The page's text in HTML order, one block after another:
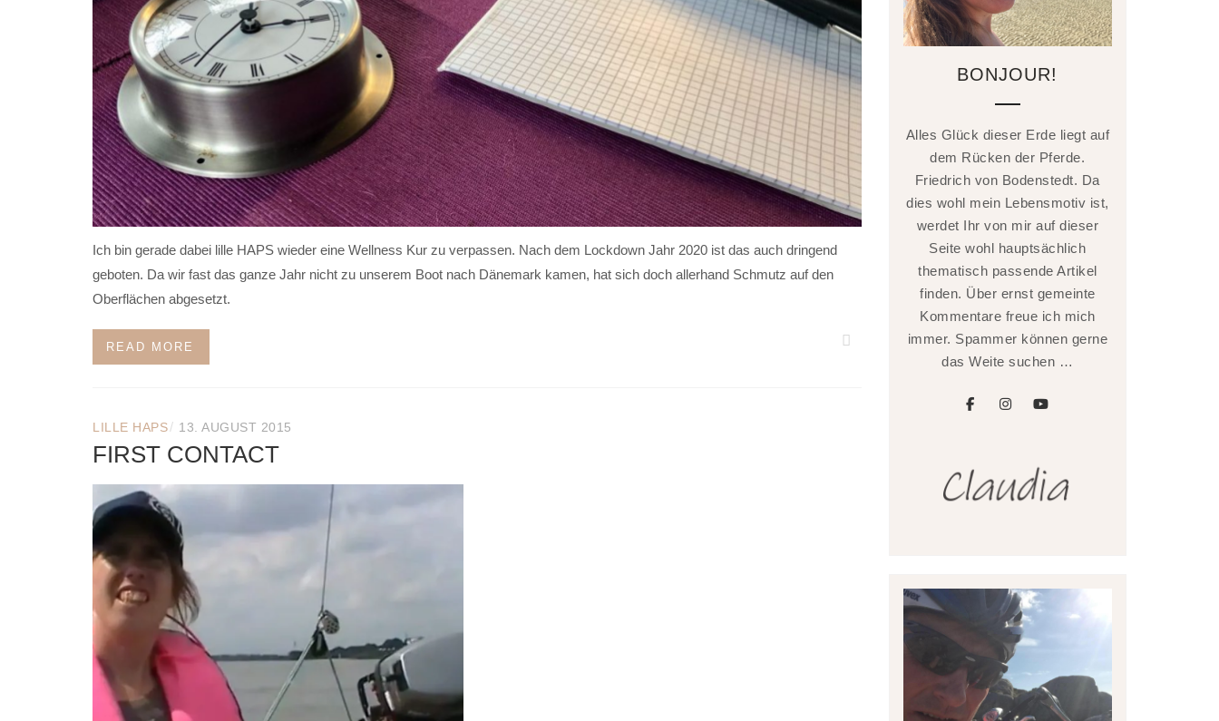
Ich bin gerade dabei lille HAPS wieder eine Wellness Kur zu verpassen. Nach dem Lockdown Jahr 2020 ist das auch dringend
geboten. Da wir fast das ganze Jahr nicht zu unserem Boot nach Dänemark kamen, hat sich doch allerhand Schmutz auf den
Oberflächen abgesetzt.
READ MORE
LILLE HAPS/ 13. AUGUST 2015
FIRST CONTACT
BONJOUR!
Alles Glück dieser Erde liegt auf
dem Rücken der Pferde.
Friedrich von Bodenstedt. Da
dies wohl mein Lebensmotiv ist,
werdet Ihr von mir auf dieser
Seite wohl hauptsächlich
thematisch passende Artikel
finden. Über ernst gemeinte
Kommentare freue ich mich
immer. Spammer können gerne
das Weite suchen …